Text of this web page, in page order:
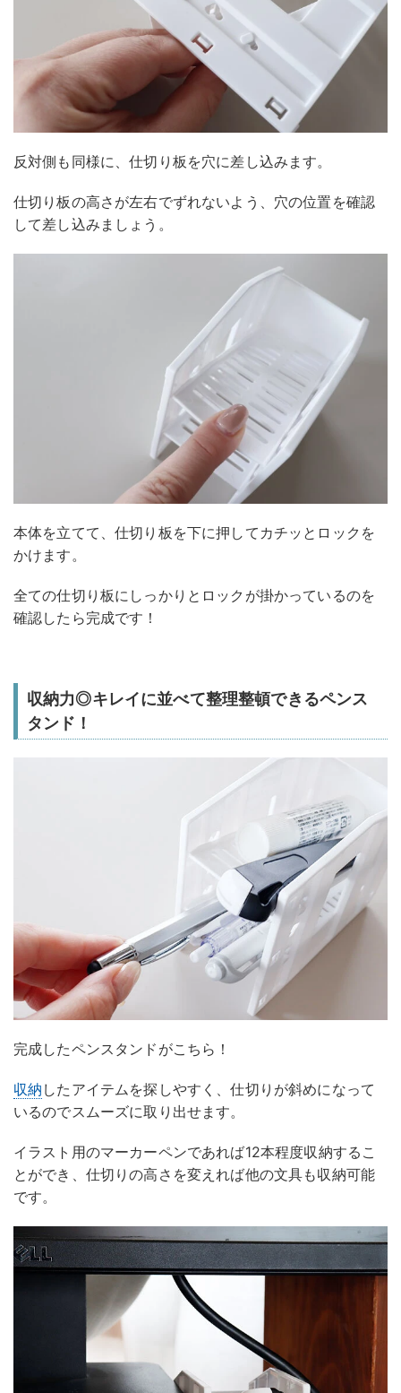
反対側も同様に、仕切り板を穴に差し込みます。
仕切り板の高さが左右でずれないよう、穴の位置を確認
して差し込みましょう。
本体を立てて、仕切り板を下に押してカチッとロックを
かけます。
全ての仕切り板にしっかりとロックが掛かっているのを
確認したら完成です！
収納力◎キレイに並べて整理整頓できるペンス
タンド！
完成したペンスタンドがこちら！
収納 したアイテムを探しやすく、仕切りが斜めになって
いるのでスムーズに取り出せます。
イラスト用のマーカーペンであれば12本程度収納するこ
とができ、仕切りの高さを変えれば他の文具も収納可能
です。